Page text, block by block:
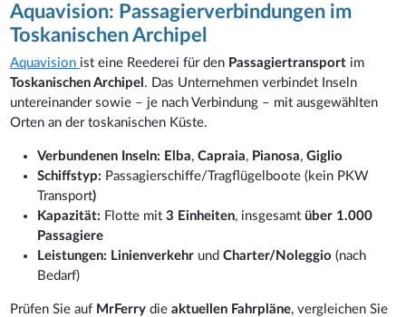
Aquavision: Passagierverbindungen im
Toskanischen Archipel
Aquavision ist eine Reederei für den Passagiertransport im
Toskanischen Archipel . Das Unternehmen verbindet Inseln
untereinander sowie – je nach Verbindung – mit ausgewählten
Orten an der toskanischen Küste.
Verbundenen Inseln: Elba,Capraia, Pianosa,Giglio
Schiffstyp: Passagierschiffe/Tragflügelboote (kein PKW
Transport)
Kapazität: Flotte mit3 Einheiten, insgesamtüber 1.000
Passagiere
Leistungen: Linienverkehr undCharter/Noleggio (nach
Bedarf)
Prüfen Sie auf MrFerry dieaktuellen Fahrpläne, vergleichen Sie